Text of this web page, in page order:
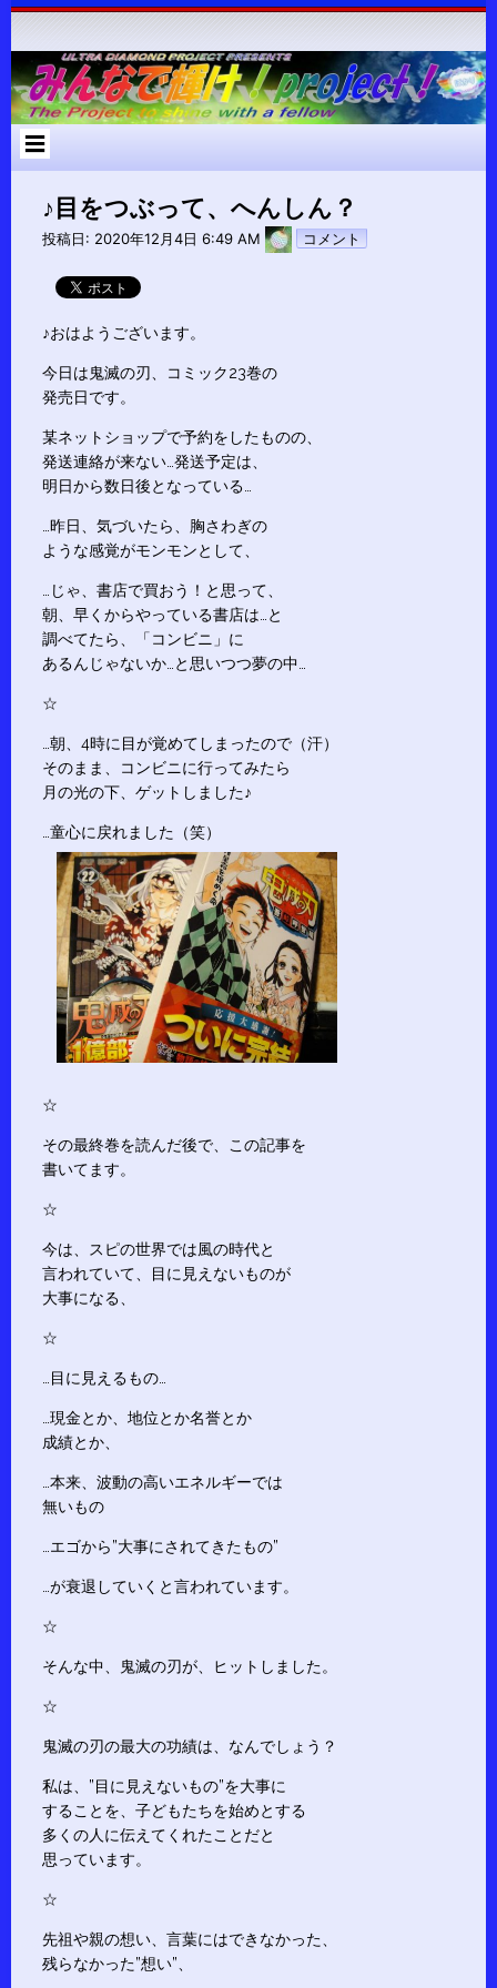
コ
ン
ツ
へ
ス
♪目をつぶって、へんしん？
投稿日: 2020年12月4日 6:49 AM pokari7
コメント
♪おはようございます。
今日は鬼滅の刃、コミック23巻の
発売日です。
某ネットショップで予約をしたものの、
発送連絡が来ない…発送予定は、
明日から数日後となっている…
…昨日、気づいたら、胸さわぎの
ような感覚がモンモンとして、
…じゃ、書店で買おう！と思って、
朝、早くからやっている書店は…と
調べてたら、「コンビニ」に
あるんじゃないか…と思いつつ夢の中…
☆
…朝、4時に目が覚めてしまったので（汗）
そのまま、コンビニに行ってみたら
月の光の下、ゲットしました♪
…童心に戻れました（笑）
☆
その最終巻を読んだ後で、この記事を
書いてます。
☆
今は、スピの世界では風の時代と
言われていて、目に見えないものが
大事になる、
☆
…目に見えるもの…
…現金とか、地位とか名誉とか
成績とか、
…本来、波動の高いエネルギーでは
無いもの
…エゴから”大事にされてきたもの”
…が衰退していくと言われています。
☆
そんな中、鬼滅の刃が、ヒットしました。
☆
鬼滅の刃の最大の功績は、なんでしょう？
私は、”目に見えないもの”を大事に
することを、子どもたちを始めとする
多くの人に伝えてくれたことだと
思っています。
☆
先祖や親の想い、言葉にはできなかった、
残らなかった”想い”、